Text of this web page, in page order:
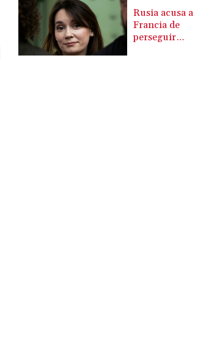
Rusia acusa a
Francia de
perseguir